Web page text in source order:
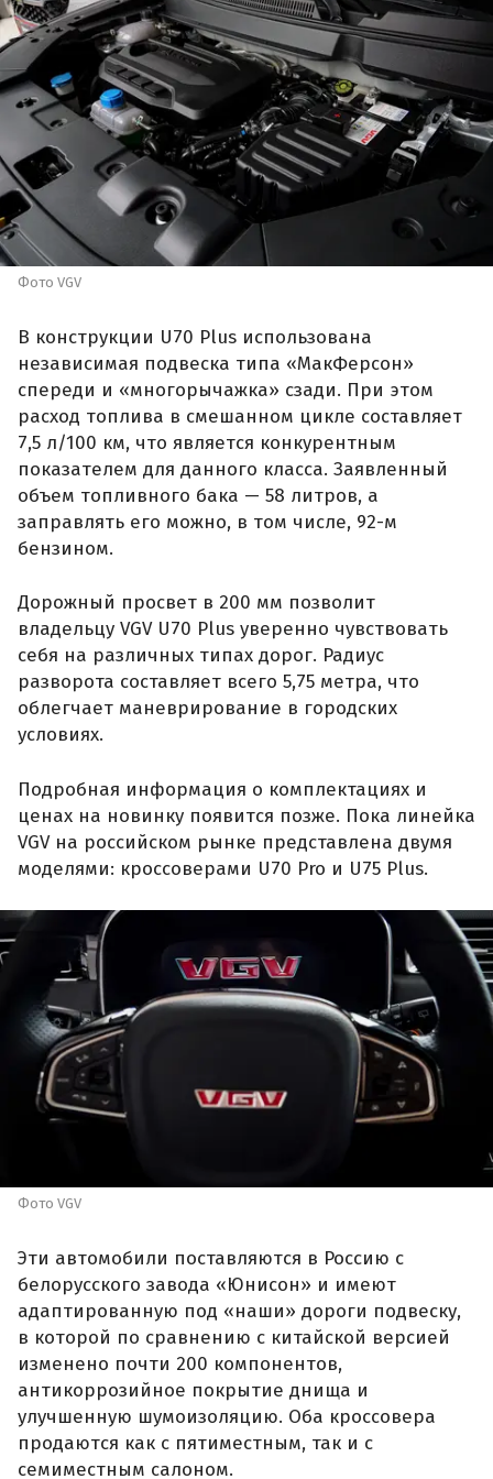
Фото VGV
В конструкции U70 Plus использована
независимая подвеска типа «МакФерсон»
спереди и «многорычажка» сзади. При этом
расход топлива в смешанном цикле составляет
7,5 л/100 км, что является конкурентным
показателем для данного класса. Заявленный
объем топливного бака — 58 литров, а
заправлять его можно, в том числе, 92-м
бензином.
Дорожный просвет в 200 мм позволит
владельцу VGV U70 Plus уверенно чувствовать
себя на различных типах дорог. Радиус
разворота составляет всего 5,75 метра, что
облегчает маневрирование в городских
условиях.
Подробная информация о комплектациях и
ценах на новинку появится позже. Пока линейка
VGV на российском рынке представлена двумя
моделями: кроссоверами U70 Pro и U75 Plus.
Фото VGV
Эти автомобили поставляются в Россию с
белорусского завода «Юнисон» и имеют
адаптированную под «наши» дороги подвеску,
в которой по сравнению с китайской версией
изменено почти 200 компонентов,
антикоррозийное покрытие днища и
улучшенную шумоизоляцию. Оба кроссовера
продаются как с пятиместным, так и с
семиместным салоном.